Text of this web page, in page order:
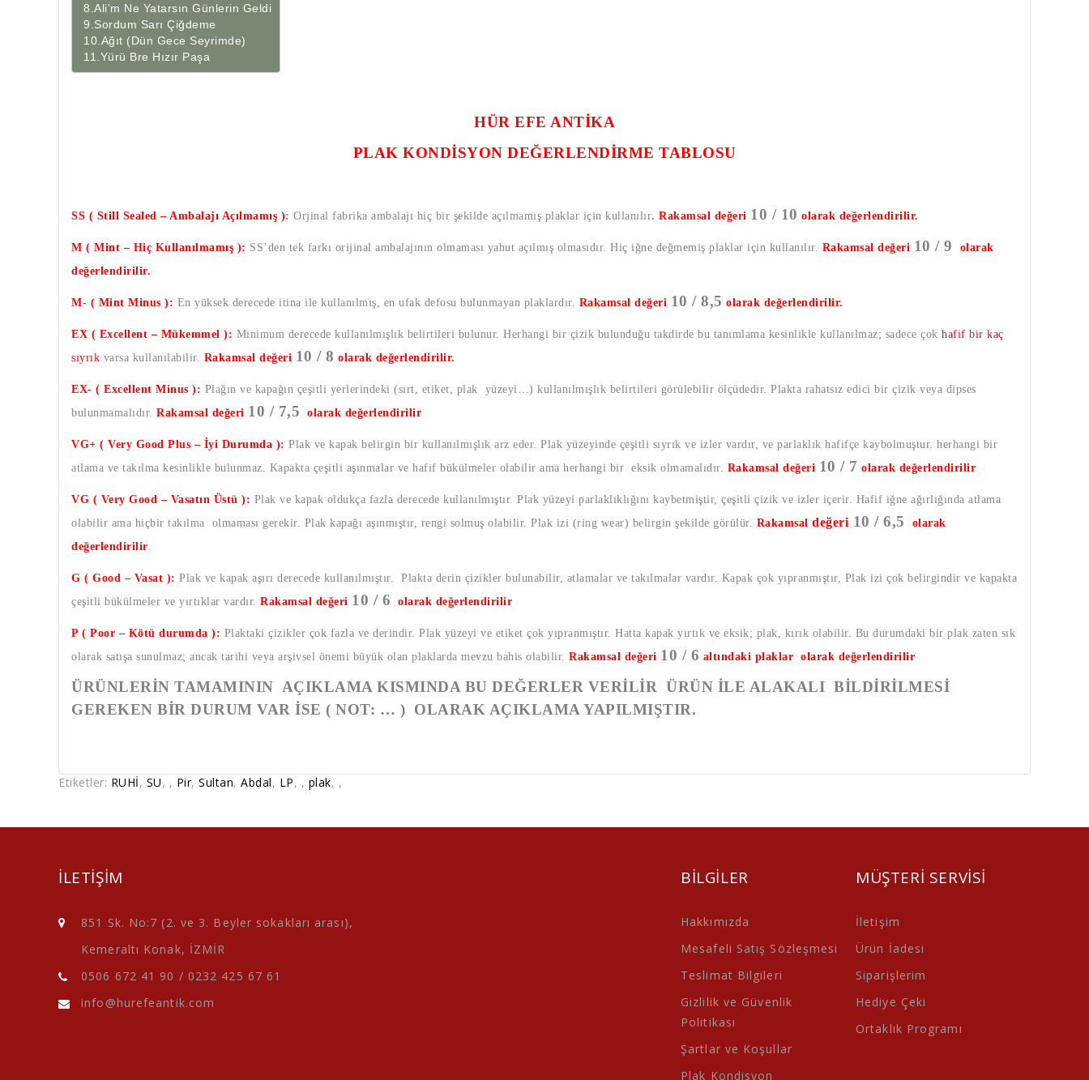
8.Ali'm Ne Yatarsın Günlerin Geldi
9.Sordum Sarı Çiğdeme
10.Ağıt (Dün Gece Seyrimde)
11.Yürü Bre Hızır Paşa
HÜR EFE ANTİKA
PLAK KONDİSYON DEĞERLENDİRME TABLOSU
SS ( Still Sealed – Ambalajı Açılmamış ): Orjinal fabrika ambalajı hiç bir şekilde açılmamış plaklar için kullanılır. Rakamsal değeri 10 / 10 olarak değerlendirilir.
M ( Mint – Hiç Kullanılmamış ): SS’den tek farkı orijinal ambalajının olmaması yahut açılmış olmasıdır. Hiç iğne değmemiş plaklar için kullanılır. Rakamsal değeri 10 / 9
olarak
değerlendirilir.
M- ( Mint Minus ): En yüksek derecede itina ile kullanılmış, en ufak defosu bulunmayan plaklardır. Rakamsal değeri 10 / 8,5 olarak değerlendirilir.
EX ( Excellent – Mükemmel ): Minimum derecede kullanılmışlık belirtileri bulunur. Herhangi bir çizik bulunduğu takdirde bu tanımlama kesinlikle kullanılmaz; sadece çok hafif bir kaç
sıyrık varsa kullanılabilir. Rakamsal değeri 10 / 8 olarak değerlendirilir.
EX- ( Excellent Minus ): Plağın ve kapağın çeşitli yerlerindeki (sırt, etiket, plak yüzeyi…) kullanılmışlık belirtileri görülebilir ölçüdedir. Plakta rahatsız edici bir çizik veya dipses
bulunmamalıdır. Rakamsal değeri 10 / 7,5 olarak değerlendirilir
VG+ ( Very Good Plus – İyi Durumda ): Plak ve kapak belirgin bir kullanılmışlık arz eder. Plak yüzeyinde çeşitli sıyrık ve izler vardır, ve parlaklık hafifçe kaybolmuştur. herhangi bir
atlama ve takılma kesinlikle bulunmaz. Kapakta çeşitli aşınmalar ve hafif bükülmeler olabilir ama herhangi bir eksik olmamalıdır. Rakamsal değeri 10 / 7 olarak değerlendirilir
VG ( Very Good – Vasatın Üstü ): Plak ve kapak oldukça fazla derecede kullanılmıştır. Plak yüzeyi parlaklıklığını kaybetmiştir, çeşitli çizik ve izler içerir. Hafif iğne ağırlığında atlama
olabilir ama hiçbir takılma olmaması gerekir. Plak kapağı aşınmıştır, rengi solmuş olabilir. Plak izi (ring wear) belirgin şekilde görülür. Rakamsal değeri 10 / 6,5
olarak
değerlendirilir
G ( Good – Vasat ): Plak ve kapak aşırı derecede kullanılmıştır. Plakta derin çizikler bulunabilir, atlamalar ve takılmalar vardır. Kapak çok yıpranmıştır, Plak izi çok belirgindir ve kapakta
çeşitli bükülmeler ve yırtıklar vardır. Rakamsal değeri 10 / 6 olarak değerlendirilir
P ( Poor – Kötü durumda ): Plaktaki çizikler çok fazla ve derindir. Plak yüzeyi ve etiket çok yıpranmıştır. Hatta kapak yırtık ve eksik; plak, kırık olabilir. Bu durumdaki bir plak zaten sık
olarak satışa sunulmaz; ancak tarihi veya arşivsel önemi büyük olan plaklarda mevzu bahis olabilir. Rakamsal değeri 10 / 6 altındaki plaklar olarak değerlendirilir
ÜRÜNLERİN TAMAMININ AÇIKLAMA KISMINDA BU DEĞERLER VERİLİR ÜRÜN İLE ALAKALI BİLDİRİLMESİ
GEREKEN BİR DURUM VAR İSE ( NOT: … ) OLARAK AÇIKLAMA YAPILMIŞTIR.
Etiketler: RUHİ, SU, , Pir, Sultan, Abdal, LP, , plak, ,
ILETIŞIM
851 Sk. No:7 (2. ve 3. Beyler sokakları arası),
Kemeraltı Konak, İZMİR
0506 672 41 90 / 0232 425 67 61
info@hurefeantik.com
BILGILER
Hakkımızda
Mesafeli Satış Sözleşmesi
Teslimat Bilgileri
Gizlilik ve Güvenlik
Politikası
Şartlar ve Koşullar
Plak Kondisyon
MÜŞTERI SERVISI
İletişim
Ürün İadesi
Siparişlerim
Hediye Çeki
Ortaklık Programı